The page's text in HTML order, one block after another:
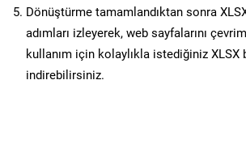
Dönüştürme tamamlandıktan sonra
adımları izleyerek, web sayfalarını
kullanım için kolaylıkla istediğiniz
indirebilirsiniz.